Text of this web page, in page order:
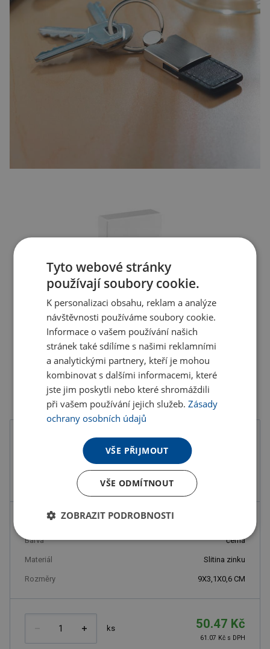
Kód produktu
Barva černá
Materiál Slitina zinku
Rozměry 9X3,1X0,6 CM
ks 50.47 Kč
61.07 Kč s DPH
Tyto webové stránky
používají soubory cookie.
K personalizaci obsahu, reklam a analýze
návštěvnosti používáme soubory cookie.
Informace o vašem používání našich
stránek také sdílíme s našimi reklamními
a analytickými partnery, kteří je mohou
kombinovat s dalšími informacemi, které
jste jim poskytli nebo které shromáždili
při vašem používání jejich služeb.Zásady
ochrany osobních údajů
VŠE PŘIJMOUT
VŠE ODMÍTNOUT
ZOBRAZIT PODROBNOSTI